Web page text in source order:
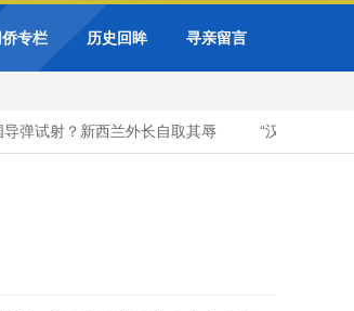
侨专栏 历史回眸 寻亲留言
弹试射？新西兰外长自取其辱 “汉光演习”把